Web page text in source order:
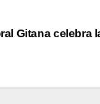
Gitana celebra